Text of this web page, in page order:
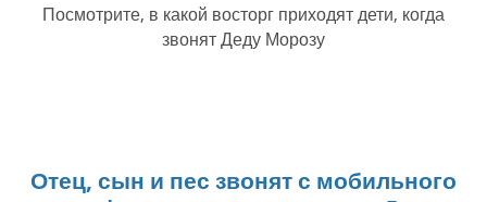
Посмотрите, в какой восторг приходят дети, когда
звонят Деду Морозу
Отец, сын и пес звонят с мобильного